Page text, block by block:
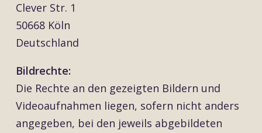
Clever Str. 1
50668 Köln
Deutschland
Bildrechte:
Die Rechte an den gezeigten Bildern und
Videoaufnahmen liegen, sofern nicht anders
angegeben, bei den jeweils abgebildeten